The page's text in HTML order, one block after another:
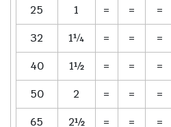
25
1 = = =
32
1¼ = = =
40
1½ = = =
50
2 = = =
65
2½ = = =